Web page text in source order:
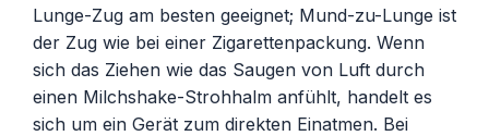
Lunge-Zug am besten geeignet; Mund-zu-Lunge ist
der Zug wie bei einer Zigarettenpackung. Wenn
sich das Ziehen wie das Saugen von Luft durch
einen Milchshake-Strohhalm anfühlt, handelt es
sich um ein Gerät zum direkten Einatmen. Bei